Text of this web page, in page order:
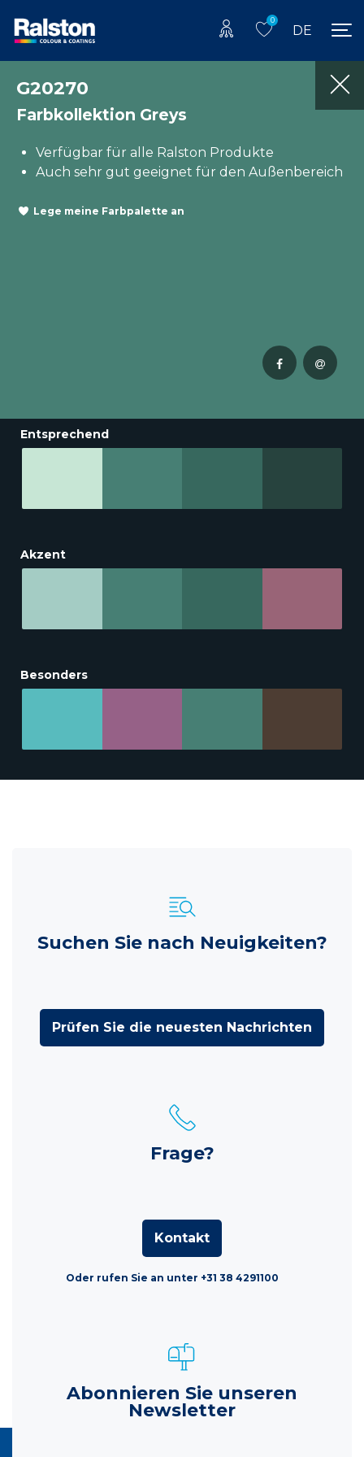
0
DE
G20270
Farbkollektion Greys
Verfügbar für alle Ralston Produkte
Auch sehr gut geeignet für den Außenbereich
Lege meine Farbpalette an
Entsprechend
Akzent
Besonders
Suchen Sie nach Neuigkeiten?
Prüfen Sie die neuesten Nachrichten
Frage?
Kontakt
Oder rufen Sie an unter +31 38 4291100
Abonnieren Sie unseren
Newsletter